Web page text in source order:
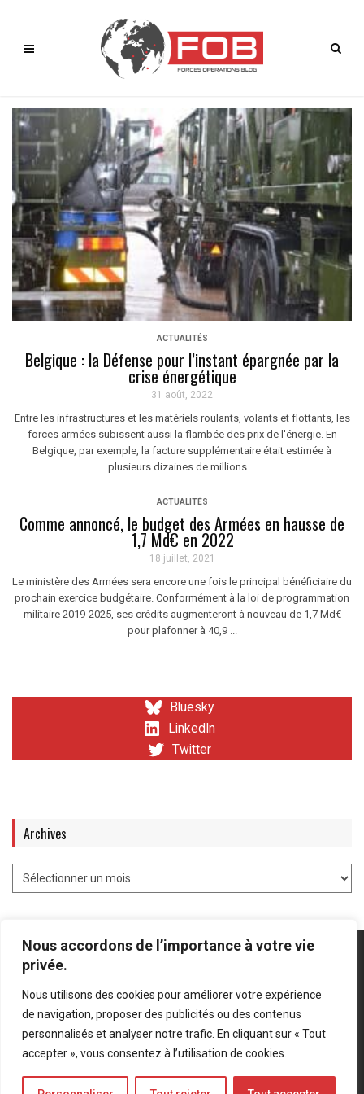
Nous accordons de l’importance à votre vie
privée.
Nous utilisons des cookies pour améliorer votre expérience
de navigation, proposer des publicités ou des contenus
personnalisés et analyser notre trafic. En cliquant sur « Tout
accepter », vous consentez à l’utilisation de cookies.
ACTUALITÉS
Belgique : la Défense pour l’instant épargnée par la
crise énergétique
31 août, 2022
Entre les infrastructures et les matériels roulants, volants et flottants, les
forces armées subissent aussi la flambée des prix de l'énergie. En
Belgique, par exemple, la facture supplémentaire était estimée à
plusieurs dizaines de millions ...
ACTUALITÉS
Comme annoncé, le budget des Armées en hausse de
1,7 Md€ en 2022
18 juillet, 2021
Le ministère des Armées sera encore une fois le principal bénéficiaire du
prochain exercice budgétaire. Conformément à la loi de programmation
militaire 2019-2025, ses crédits augmenteront à nouveau de 1,7 Md€
pour plafonner à 40,9 ...
Bluesky
LinkedIn
Twitter
Archives
Mentions légales Politique de confidentialité
Bluesky
LinkedIn
Twitter